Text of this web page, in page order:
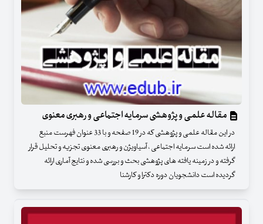
مقاله علمی و پژوهشی سرمایه اجتماعی و رهبری معنوی
در این مقاله علمی و پژوهشی که در 19 صفحه و با 33 عنوان فهرست منبع
ارائه شده است سرمایه اجتماعی ، آسیاویژن و رهبری معنوی تجزیه و تحلیل قرار
گرفته و در زمینه یافته های پژوهشی بحث و بررسی شده و نتایج آماری ارائه
گردیده است دانشجویان دوره دکترا و کارشنا